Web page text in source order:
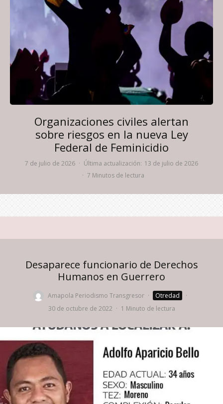
Organizaciones civiles alertan
sobre riesgos en la nueva Ley
Federal de Feminicidio
7 de julio de 2026 · Última actualización: 13 de julio de 2026
· 7 Minutos de lectura
Desaparece funcionario de Derechos
Humanos en Guerrero
Amapola Periodismo Transgresor · Otredad
·
30 de octubre de 2022 · 1 Minuto de lectura